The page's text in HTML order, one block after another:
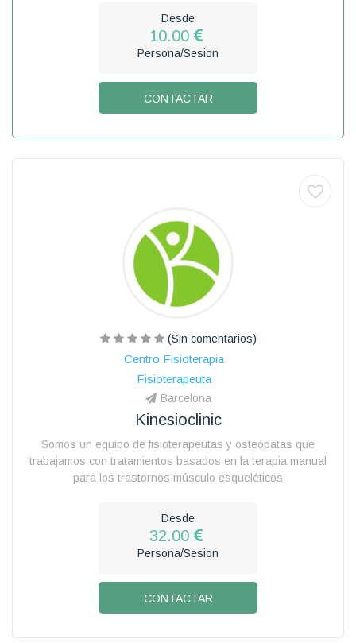
Desde
10.00
Persona/Sesion
CONTACTAR
(Sin comentarios)
Centro Fisioterapia
Fisioterapeuta
Barcelona
Kinesioclinic
Somos un equipo de fisioterapeutas y osteópatas que
trabajamos con tratamientos basados en la terapia manual
para los trastornos músculo esqueléticos
Desde
32.00
Persona/Sesion
CONTACTAR